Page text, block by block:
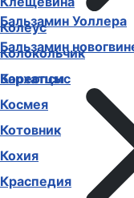
Бальзамин Уоллера
Бальзамин
Бархатцы
Колеус
Колокольчик
Кореопсис
Космея
Котовник
Кохия
Краспедия